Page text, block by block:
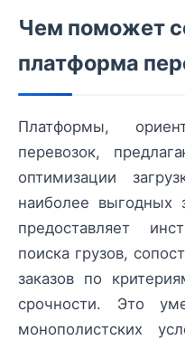
Чем поможет
платформа
Платформы,
перевозок,
оптимизации
наиболее выгодных
предоставляет
поиска грузов,
заказов по
срочности. Это
монополистских